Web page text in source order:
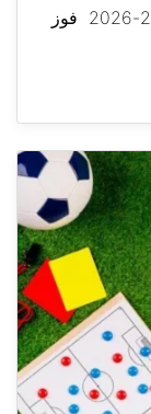
الأنصار بطلًا للدوري اللبناني للموسم 2025-2026 فوز